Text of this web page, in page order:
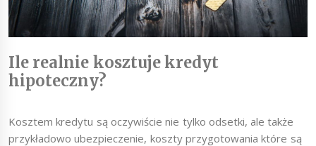
Ile realnie kosztuje kredyt
hipoteczny?
Kosztem kredytu są oczywiście nie tylko odsetki, ale także
przykładowo ubezpieczenie, koszty przygotowania które są